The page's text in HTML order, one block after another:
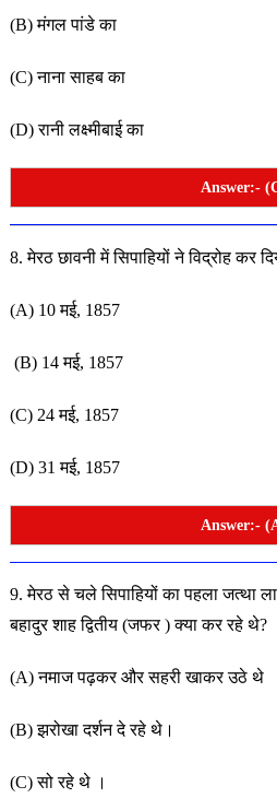
(B) मंगल पांडे का
(C) नाना साहब का
(D) रानी लक्ष्मीबाई का
Answer:-
8. मेरठ छावनी में सिपाहियों ने विद्रोह कर
(A) 10 मई, 1857
(B) 14 मई, 1857
(C) 24 मई, 1857
(D) 31 मई, 1857
Answer:-
9. मेरठ से चले सिपाहियों का पहला जत्था
बहादुर शाह द्वितीय (जफर ) क्या कर रहे थे?
(A) नमाज पढ़कर और सहरी खाकर उठे थे
(B) झरोखा दर्शन दे रहे थे।
(C) सो रहे थे ।